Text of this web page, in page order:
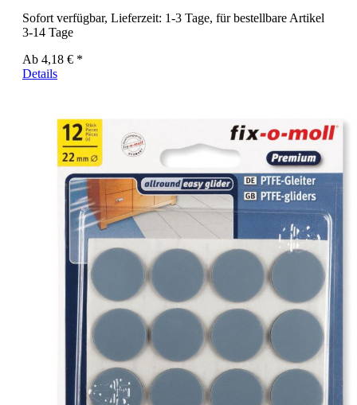
Sofort verfügbar, Lieferzeit: 1-3 Tage, für bestellbare Artikel
3-14 Tage
Ab 4,18 € *
Details